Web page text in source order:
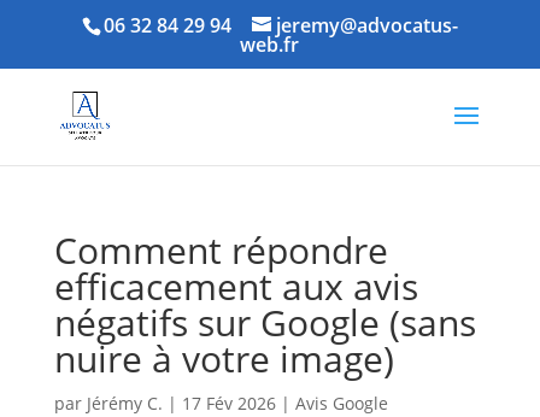
06 32 84 29 94 jeremy@advocatus-
web.fr
Comment répondre
efficacement aux avis
négatifs sur Google (sans
nuire à votre image)
par Jérémy C. | 17 Fév 2026| Avis Google